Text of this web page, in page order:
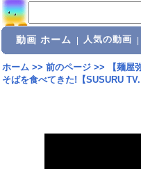
動画 ホーム 人気の動画
ホーム>> 前のページ>>
【麺屋
そばを食べてきた!【SUSURU TV.